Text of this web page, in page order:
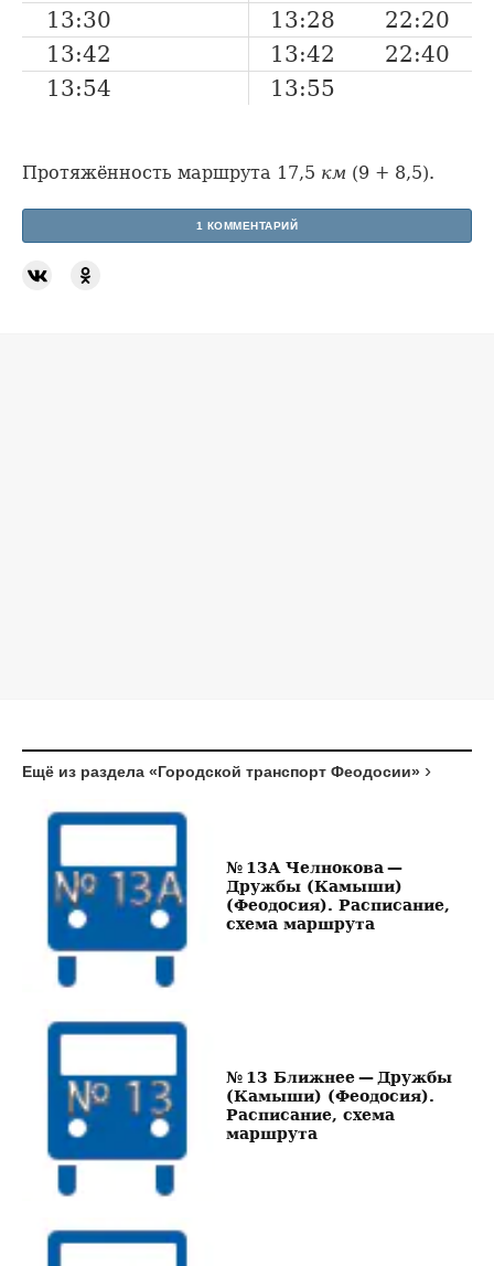
13:30 13:28
22:20
13:42
13:42
22:40
13:54
13:55
Протяжённость маршрута 17,5 км (9 + 8,5).
1 КОММЕНТАРИЙ
Ещё из раздела «Городской транспорт Феодосии»
№ 13А Челнокова —
Дружбы (Камыши)
(Феодосия). Расписание,
схема маршрута
№ 13 Ближнее — Дружбы
(Камыши) (Феодосия).
Расписание, схема
маршрута